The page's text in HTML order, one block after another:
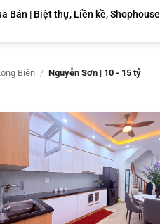
Bán | Biệt thự, Liền kề, Shophouse
Biên / Nguyễn Sơn | 10 - 15 tỷ